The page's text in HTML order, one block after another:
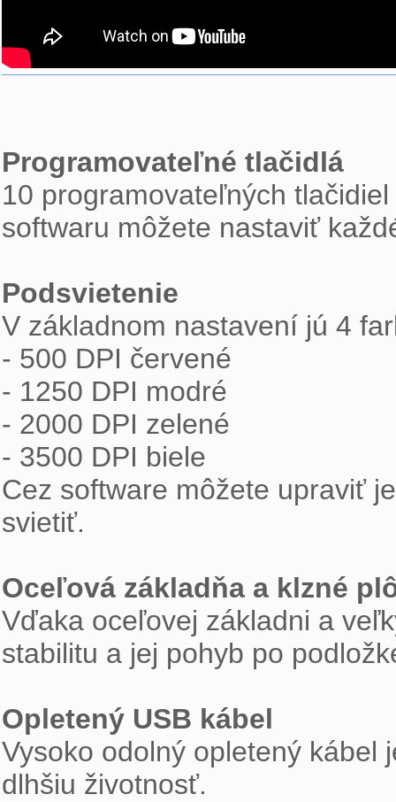
Programovateľné tlačidlá
10 programovateľných
softwaru môžete nastaviť
Podsvietenie
V základnom nastavení jú 4
- 500 DPI červené
- 1250 DPI modré
- 2000 DPI zelené
- 3500 DPI biele
Cez software môžete upraviť
svietiť.
Oceľová základňa a klzné
Vďaka oceľovej základni a
stabilitu a jej pohyb po
Opletený USB kábel
Vysoko odolný opletený kábel
dlhšiu životnosť.